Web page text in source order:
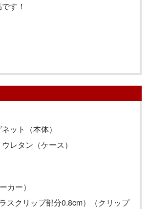
す！
ット（本体）
レタン（ケース）
カー）
スクリップ部分0.8cm）（クリップ